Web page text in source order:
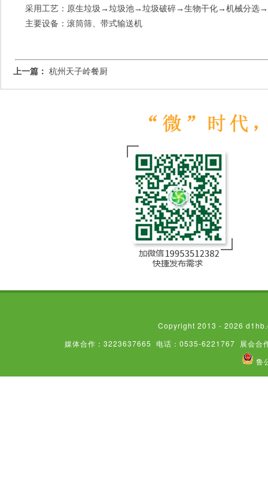
采用工艺： 原生垃圾→垃圾池→垃圾破碎→生物干化→机械分选
主要设备： 滚筒筛、带式输送机
上一篇： 杭州天子岭餐厨
Copyright 2013 - 2026
媒体合作：3223637665
电话：0535-6221767 展会合
鲁